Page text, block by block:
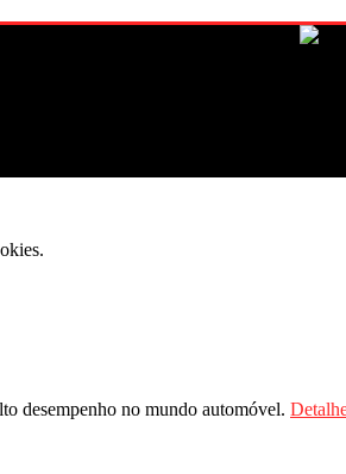
desempenho no mundo automóvel.